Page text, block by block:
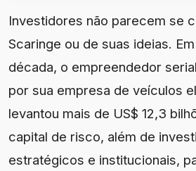
Investidores não parecem se
Scaringe ou de suas ideias.
década, o empreendedor
por sua empresa de veículos
levantou mais de US$ 12,3
capital de risco, além de
estratégicos e institucionais,